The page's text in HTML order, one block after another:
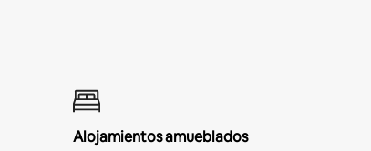
Alojamientos amueblados